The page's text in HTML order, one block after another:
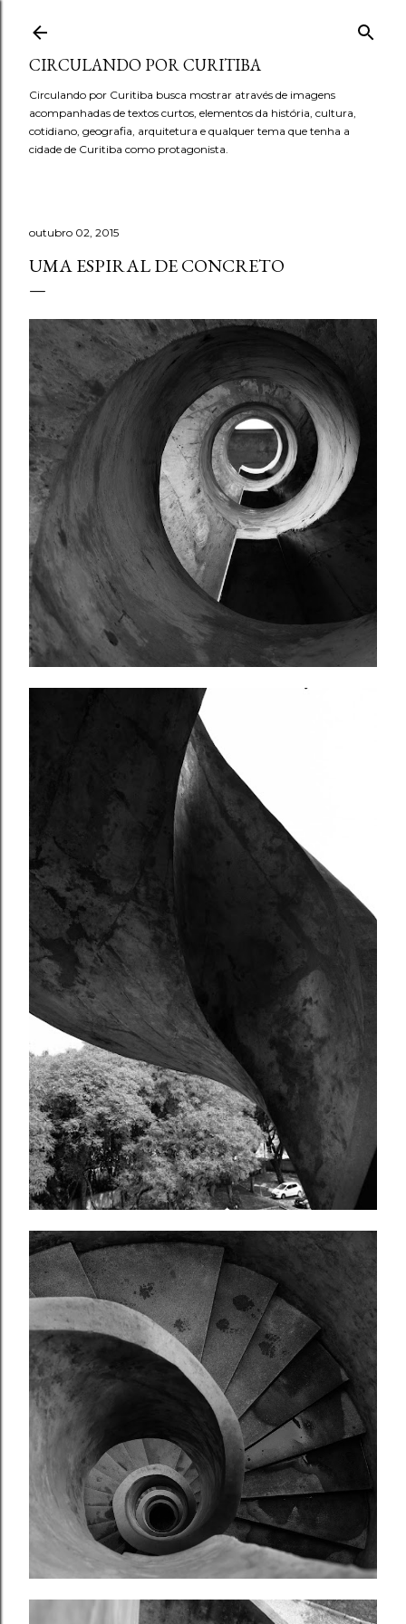
CIRCULANDO POR CURITIBA
Circulando por Curitiba busca mostrar através de imagens
acompanhadas de textos curtos, elementos da história, cultura,
cotidiano, geografia, arquitetura e qualquer tema que tenha a
cidade de Curitiba como protagonista.
outubro 02, 2015
UMA ESPIRAL DE CONCRETO